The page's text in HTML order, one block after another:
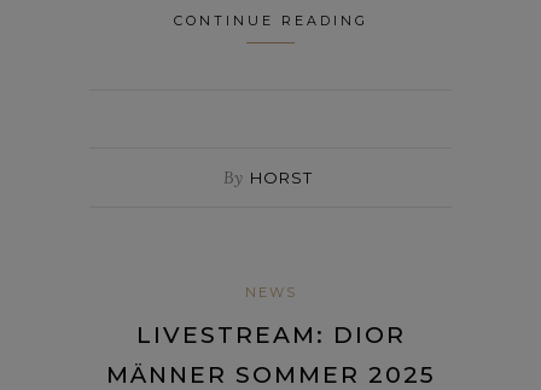
CONTINUE READING
By HORST
NEWS
LIVESTREAM: DIOR
MÄNNER SOMMER 2025